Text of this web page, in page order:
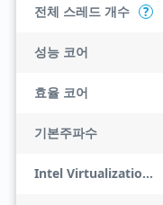
전체 스레드 개수 ?
성능 코어
효율 코어
기본주파수
Intel Virtualization Technology (VT-x)